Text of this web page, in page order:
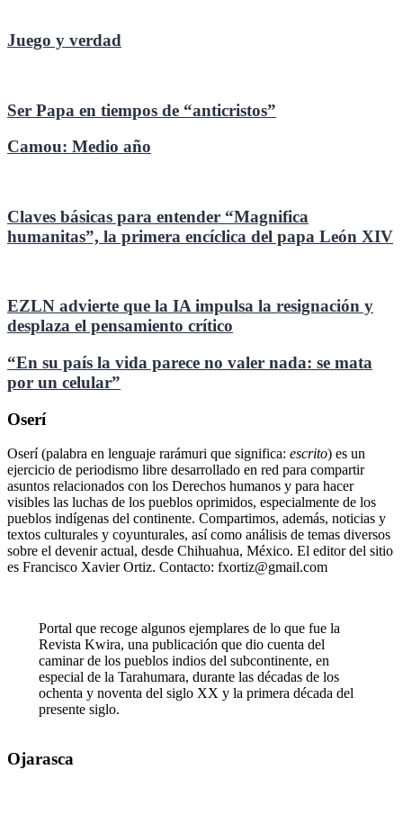
Juego y verdad
Ser Papa en tiempos de “anticristos”
Camou: Medio año
Claves básicas para entender “Magnifica
humanitas”, la primera encíclica del papa León XIV
EZLN advierte que la IA impulsa la resignación y
desplaza el pensamiento crítico
“En su país la vida parece no valer nada: se mata
por un celular”
Oserí
Oserí (palabra en lenguaje rarámuri que significa: escrito) es un
ejercicio de periodismo libre desarrollado en red para compartir
asuntos relacionados con los Derechos humanos y para hacer
visibles las luchas de los pueblos oprimidos, especialmente de los
pueblos indígenas del continente. Compartimos, además, noticias y
textos culturales y coyunturales, así como análisis de temas diversos
sobre el devenir actual, desde Chihuahua, México. El editor del sitio
es Francisco Xavier Ortiz. Contacto: fxortiz@gmail.com
Portal que recoge algunos ejemplares de lo que fue la
Revista Kwira, una publicación que dio cuenta del
caminar de los pueblos indios del subcontinente, en
especial de la Tarahumara, durante las décadas de los
ochenta y noventa del siglo XX y la primera década del
presente siglo.
Ojarasca